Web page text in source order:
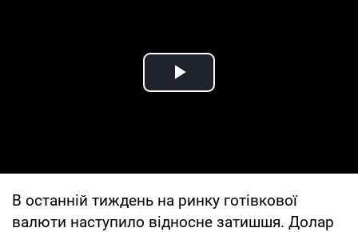
Play Video
В останній тиждень на ринку готівкової
валюти наступило відносне затишшя. Долар